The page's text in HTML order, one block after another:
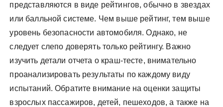
представляются в виде рейтингов, обычно в звездах
или балльной системе. Чем выше рейтинг, тем выше
уровень безопасности автомобиля. Однако, не
следует слепо доверять только рейтингу. Важно
изучить детали отчета о краш-тесте, внимательно
проанализировать результаты по каждому виду
испытаний. Обратите внимание на оценки защиты
взрослых пассажиров, детей, пешеходов, а также на